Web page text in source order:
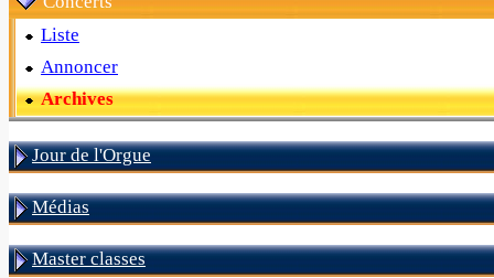
Liste
Annoncer
Archives
Jour de l'Orgue
Médias
Master classes